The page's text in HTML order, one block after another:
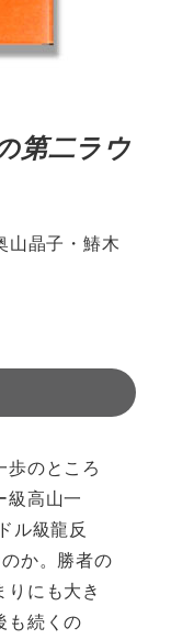
第二ラウ
山晶子・鰆木
歩のところ
級高山一
ル級龍反
か。勝者の
にも大き
も続くの